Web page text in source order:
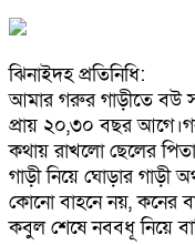
ঝিনাইদহ প্রতিনিধি:
আমার গরুর গাড়ীতে বউ
প্রায় ২০,৩০ বছর
কথায় রাখলো ছেলের
গাড়ী নিয়ে ঘোড়ার গাড়ী
কোনো বাহনে নয়, কনের
কবুল শেষে নববধূ নিয়ে